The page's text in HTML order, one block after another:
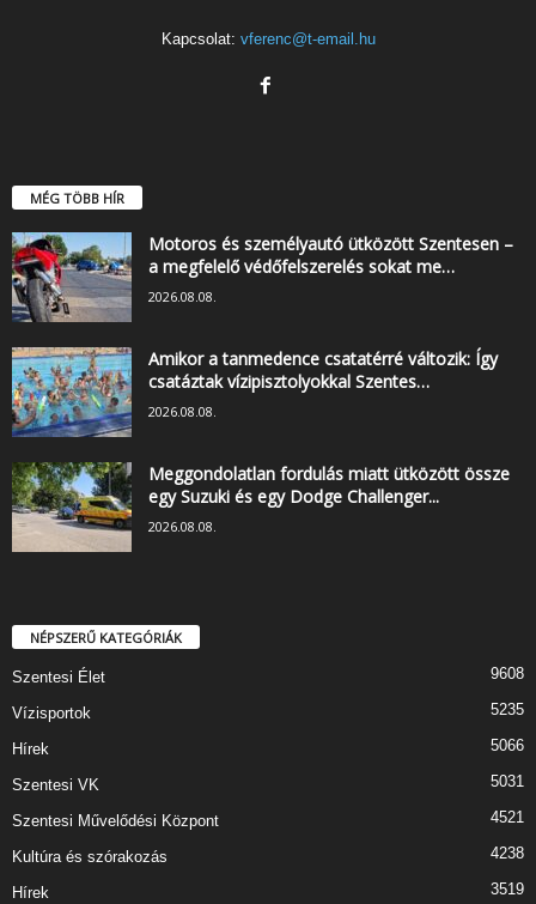
Kapcsolat: vferenc@t-email.hu
MÉG TÖBB HÍR
Motoros és személyautó ütközött Szentesen –
a megfelelő védőfelszerelés sokat me…
2026.08.08.
Amikor a tanmedence csatatérré változik: Így
csatáztak vízipisztolyokkal Szentes…
2026.08.08.
Meggondolatlan fordulás miatt ütközött össze
egy Suzuki és egy Dodge Challenger...
2026.08.08.
NÉPSZERŰ KATEGÓRIÁK
Szentesi Élet 9608
Vízisportok 5235
Hírek 5066
Szentesi VK 5031
Szentesi Művelődési Központ 4521
Kultúra és szórakozás 4238
Hírek 3519